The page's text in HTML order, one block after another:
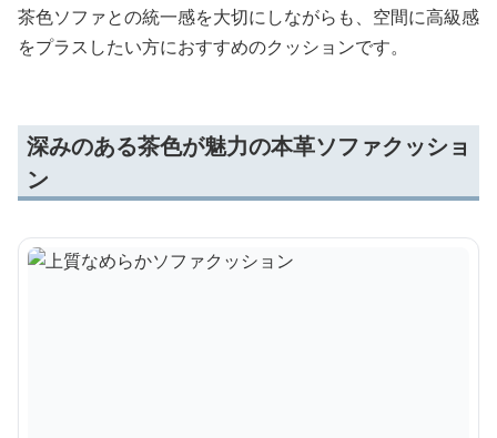
茶色ソファとの統一感を大切にしながらも、空間に高級感
をプラスしたい方におすすめのクッションです。
深みのある茶色が魅力の本革ソファクッショ
ン